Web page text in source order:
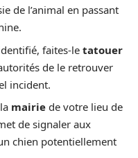
de l’animal en passant
faites-le tatouer
de le retrouver
incident.
mairie de votre lieu de
de signaler aux
chien potentiellement